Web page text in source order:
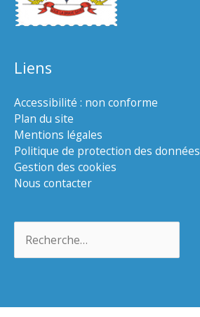
Liens
Accessibilité : non conforme
Plan du site
Mentions légales
Politique de protection des données
Gestion des cookies
Nous contacter